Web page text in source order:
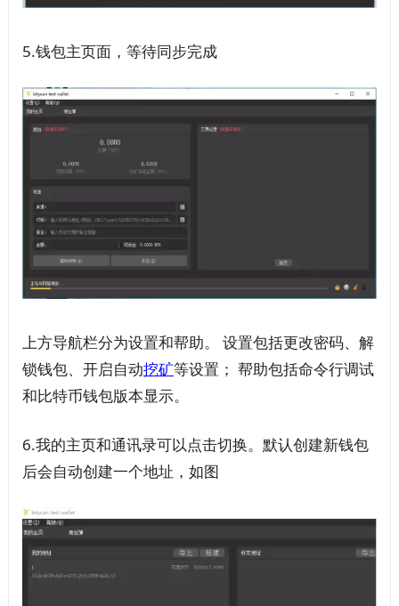
5.钱包主页面，等待同步完成
上方导航栏分为设置和帮助。 设置包括更改密码、解
锁钱包、开启自动挖矿等设置； 帮助包括命令行调试
和比特币钱包版本显示。
6.我的主页和通讯录可以点击切换。默认创建新钱包
后会自动创建一个地址，如图